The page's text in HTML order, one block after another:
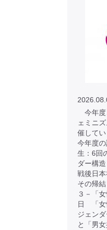
今年度
ェミニ
催して
今年度
生：6回
ダー構
戦後日
その帰
３－「
日 「女
ジェン
と「男